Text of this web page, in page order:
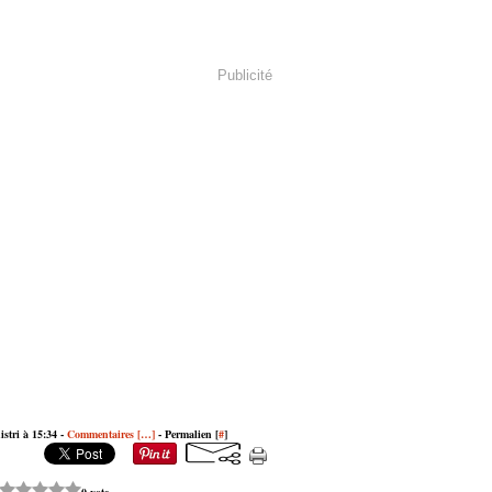
Publicité
à 15:34 - Commentaires […] - Permalien [#]